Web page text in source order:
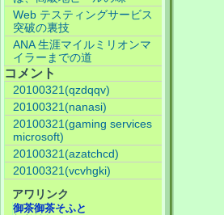
Web テスティングサービス
突破の裏技
ANA 生涯マイルミリオンマ
イラーまでの道
コメント
20100321(qzdqqv)
20100321(nanasi)
20100321(gaming services
microsoft)
20100321(azatchcd)
20100321(vcvhgki)
アワリンク
御茶御茶そふと